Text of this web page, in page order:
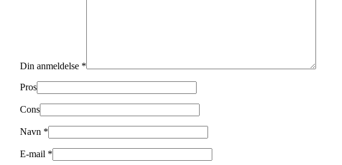
Din anmeldelse *
Pros
Cons
Navn *
E-mail *